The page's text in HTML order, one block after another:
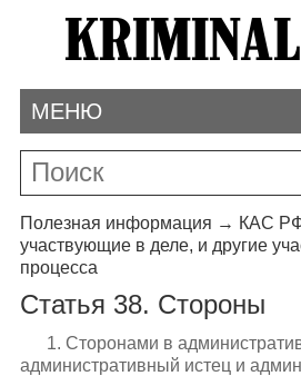
МЕНЮ
Полезная информация → КАС
участвующие в деле, и другие
процесса
Статья 38. Стороны
1. Сторонами в
административный истец и